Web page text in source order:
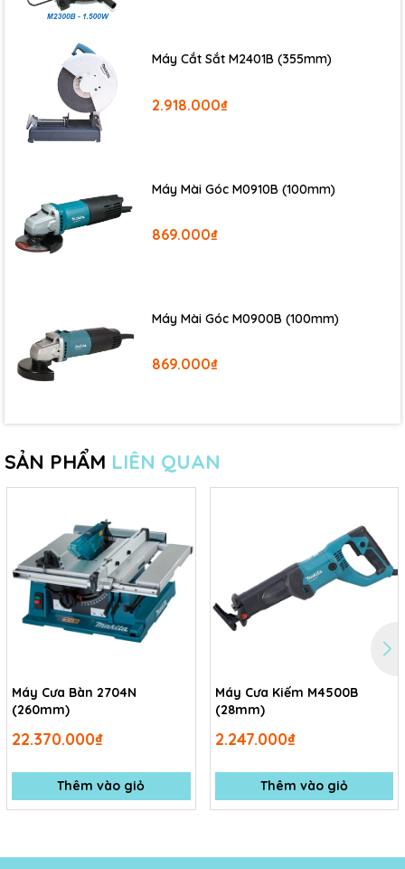
máy công nghiệp với sản phẩm
nhanh chóng, nhờ vào đó mà hiện đang đứng vị trí số 1 ở Việt
Nam. Sản phẩm chính hãng hiện được giới thiệu chính thức trên
trang web www.makitasonle.com.
hàng có nhu cầu mua hàng chính hãng, hãy đến với
TNHH Thương mại Sơn Lệ
Trung tâm Bảo hành Ủy nhiệm của
Mọi nhu cầu xin liên hệ:
21 Yên Bái 2, Phường Phố Huế, Quận Hai Bà Trưng,
Hà Nội
Máy Cắt Sắt M2401B (355mm)
2.918.000₫
Máy Mài Góc M0910B (100mm)
869.000₫
Máy Mài Góc M0900B (100mm)
869.000₫
SẢN PHẨM LIÊN QUAN
Máy Cưa Bàn 2704N
(260mm)
22.370.000₫
Thêm vào giỏ
Máy Cưa Kiếm M4500B
(28mm)
2.247.000₫
Thêm vào giỏ